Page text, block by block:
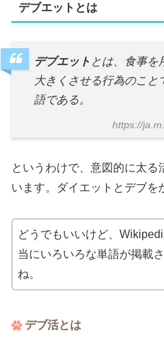
デブエットとは
デブエット とは、食事を
大きくさせる行為のこ
語である。
https://
というわけで、意図的に太
います。ダイエットとデブを
どうでもいいけど、
当にいろいろな単語が掲載
ね。
デブ活とは